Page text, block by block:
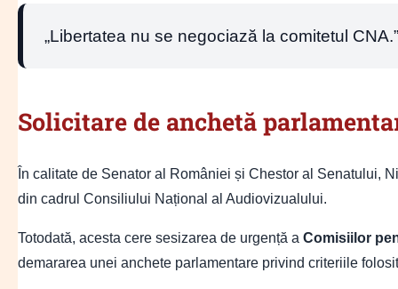
„Libertatea nu se negociază la comitetul CNA.”
Solicitare de anchetă
În calitate de Senator al României și Chestor al Senatului,
din cadrul Consiliului Național al Audiovizualului.
Totodată, acesta cere sesizarea de urgență a Comisiilor
demararea unei anchete parlamentare privind criteriile